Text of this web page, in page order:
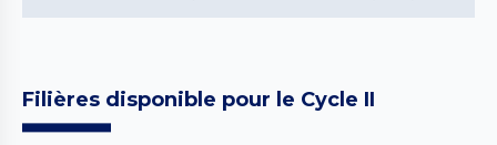
Filières disponible pour le Cycle II